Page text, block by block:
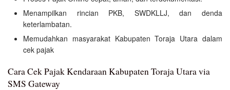
Menampilkan rincian PKB, SWDKLLJ, dan denda
keterlambatan.
Memudahkan masyarakat Kabupaten Toraja Utara dalam
cek pajak
Cara Cek Pajak Kendaraan Kabupaten Toraja Utara via
SMS Gateway